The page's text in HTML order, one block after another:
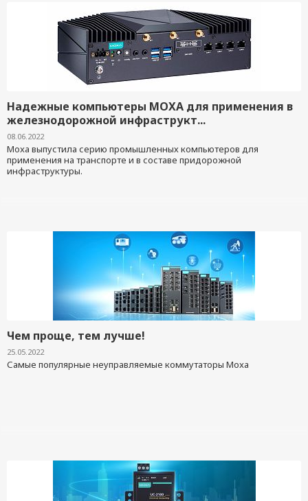
Надежные компьютеры MOXA для применения в
железнодорожной инфраструкт...
08.06.2022
Moxa выпустила серию промышленных компьютеров для
применения на транспорте и в составе придорожной
инфраструктуры.
Чем проще, тем лучше!
25.05.2022
Самые популярные неуправляемые коммутаторы Moxa